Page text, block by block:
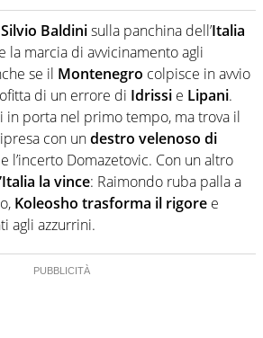
appassionato di calcio in tutte le
con una particolare predilezione per i
Baldinisulla panchina dell’Italia
la marcia di avvicinamento agli
se il Montenegro colpisce in avvio
di un errore di Idrissi e Lipani.
in porta nel primo tempo, ma trova il
con undestro velenoso di
l’incerto Domazetovic. Con un altro
la vince: Raimondo ruba palla a
Koleosho trasforma il rigore e
agli azzurrini.